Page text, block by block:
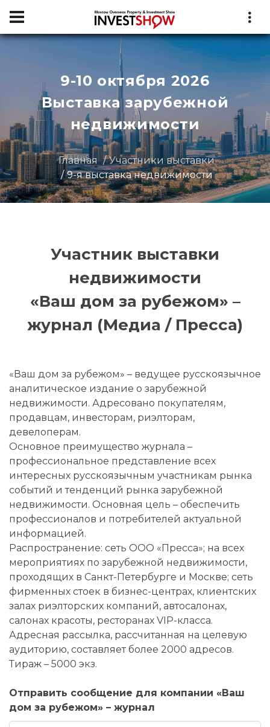
9-10 октября 2026
Выставка зарубежной
недвижимости
Главная
Участники выставки
9-я выставка недвижимости
Участник выставки
недвижимости
«Ваш дом за рубежом» –
журнал (Медиа / Пресса)
«Ваш дом за рубежом» – ведущее русскоязычное
аналитическое издание о зарубежной
недвижимости. Адресовано покупателям,
продавцам, инвесторам, риэлторам,
девелоперам.
Основное преимущество журнала –
профессиональное представление всех
интересных русскоязычным участникам рынка
событий и тенденций рынка зарубежной
недвижимости. Основная цель – обеспечить
профессионалов и потребителей актуальной
информацией.
Распространение: сеть ООО «Пресса»; на всех
мероприятиях по зарубежной недвижимости,
проходящих в Санкт-Петербурге и Москве; сеть
фирменных стоек в бизнес-центрах, клиентских
залах риэлторских компаний, автосалонах,
салонах красоты, ресторанах VIP-класса.
Адресная рассылка, рассчитанная на целевую
аудиторию, составляет более 2000 адресов.
Тираж – 5000 экз.
Отправить сообщение для компании «Ваш
дом за рубежом» – журнал